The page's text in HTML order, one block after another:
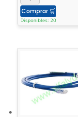
Comprar 🛒
Disponibles: 20